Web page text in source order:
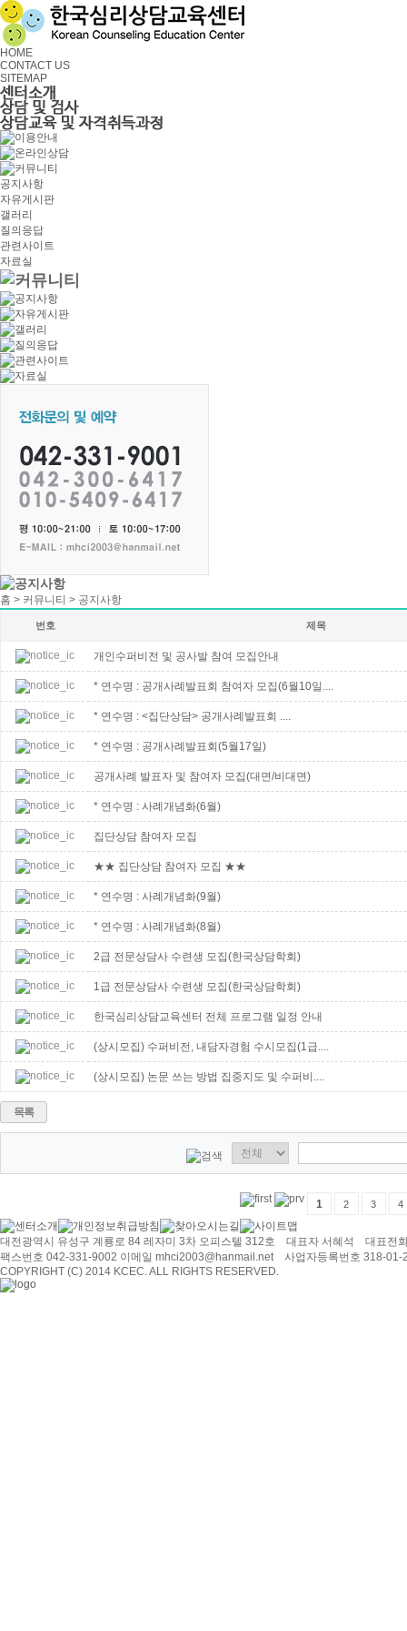
HOME
CONTACT US
SITEMAP
공지사항
자유게시판
갤러리
질의응답
관련사이트
자료실
홈 > 커뮤니티 > 공지사항
번호 제목
개인수퍼비전 및 공사발 참여 모집안내
* 연수명 : 공개사례발표회 참여자 모집(6월10일....
* 연수명 : <집단상담> 공개사례발표회 ....
* 연수명 : 공개사례발표회(5월17일)
공개사례 발표자 및 참여자 모집(대면/비대면)
* 연수명 : 사례개념화(6월)
집단상담 참여자 모집
★★ 집단상담 참여자 모집 ★★
* 연수명 : 사례개념화(9월)
* 연수명 : 사례개념화(8월)
2급 전문상담사 수련생 모집(한국상담학회)
1급 전문상담사 수련생 모집(한국상담학회)
한국심리상담교육센터 전체 프로그램 일정 안내
(상시모집) 수퍼비전, 내담자경험 수시모집(1급....
(상시모집) 논문 쓰는 방법 집중지도 및 수퍼비....
목록
1 2 3 4
대전광역시 유성구 계룡로 84 레자미 3차 오피스텔 312호 대표자 서혜석 대표
팩스번호 042-331-9002 이메일 mhci2003@hanmail.net 사업자등록번호 318-01-
COPYRIGHT (C) 2014 KCEC. ALL RIGHTS RESERVED.